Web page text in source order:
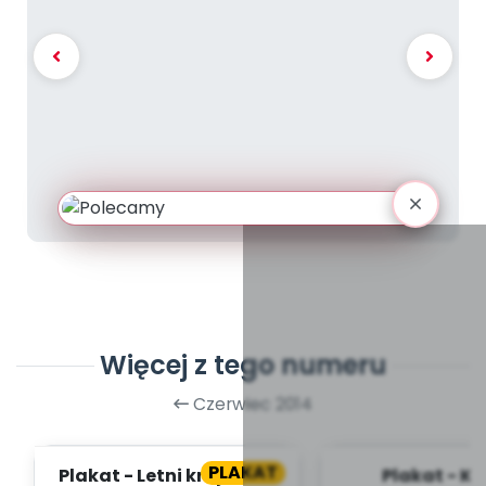
Więcej z tego numeru
Czerwiec 2014
PLAKAT
Plakat - Letni krajobraz
Plakat -